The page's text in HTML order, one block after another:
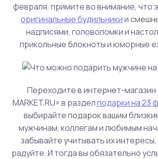
февраля, примите во внимание, что
оригинальные будильникии
надписями, головоломки и
прикольные блокноты и юморные
Переходите в интернет-магазин
MARKET.RU» в разделподарки на 23
выбирайте подарок вашим
мужчинам, коллегам и любимым
забывайте учитывать их
радуйте. И тогда вы обязательно